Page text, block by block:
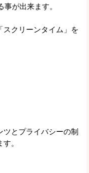
事が出来ます。
スクリーンタイム」を
ツとプライバシーの制
。